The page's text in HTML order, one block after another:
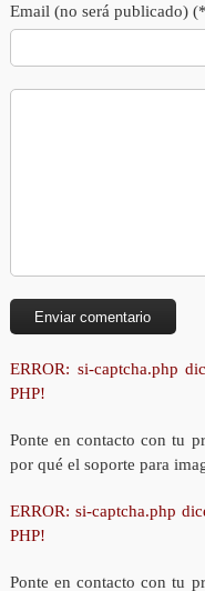
Email (no será publicado)
ERROR: si-captcha.php
PHP!
Ponte en contacto con tu
por qué el soporte para
ERROR: si-captcha.php
PHP!
Ponte en contacto con tu